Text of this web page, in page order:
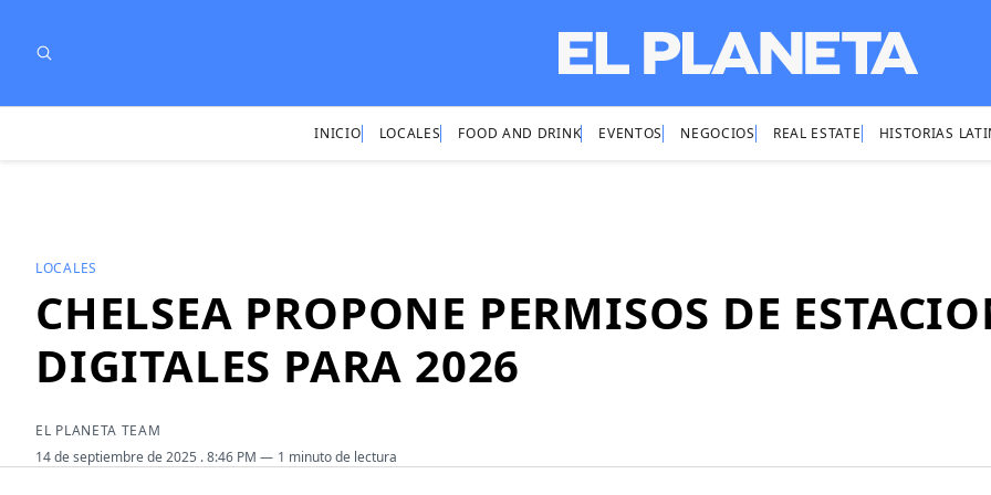
INICIO LOCALES FOOD AND DRINK EVENTOS NEGOCIOS REAL ESTATE HISTORIAS
LOCALES
CHELSEA PROPONE PERMISOS DE
DIGITALES PARA 2026
EL PLANETA TEAM
14 de septiembre de 2025 . 8:46 PM 1 minuto de lectura